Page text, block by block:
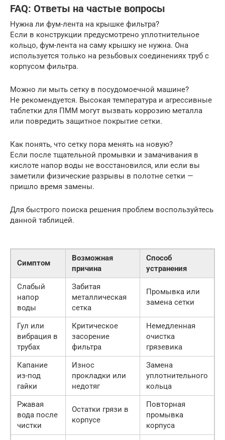
FAQ: Ответы на частые вопросы
Нужна ли фум-лента на крышке фильтра?
Если в конструкции предусмотрено уплотнительное
кольцо, фум-лента на саму крышку не нужна. Она
используется только на резьбовых соединениях труб с
корпусом фильтра.
Можно ли мыть сетку в посудомоечной машине?
Не рекомендуется. Высокая температура и агрессивные
таблетки для ПММ могут вызвать коррозию металла
или повредить защитное покрытие сетки.
Как понять, что сетку пора менять на новую?
Если после тщательной промывки и замачивания в
кислоте напор воды не восстановился, или если вы
заметили физические разрывы в полотне сетки —
пришло время замены.
Для быстрого поиска решения проблем воспользуйтесь
данной таблицей.
Симптом
Возможная
причина
Способ
устранения
Слабый
напор
воды
Забитая
металлическая
сетка
Промывка или
замена сетки
Гул или
вибрация в
трубах
Критическое
засорение
фильтра
Немедленная
очистка
грязевика
Капание
из-под
гайки
Износ
прокладки или
недотяг
Замена
уплотнительного
кольца
Ржавая
вода после
чистки
Остатки грязи в
корпусе
Повторная
промывка
корпуса